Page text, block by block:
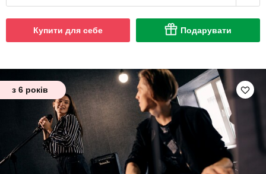
Купити для себе Подарувати
з 6 років